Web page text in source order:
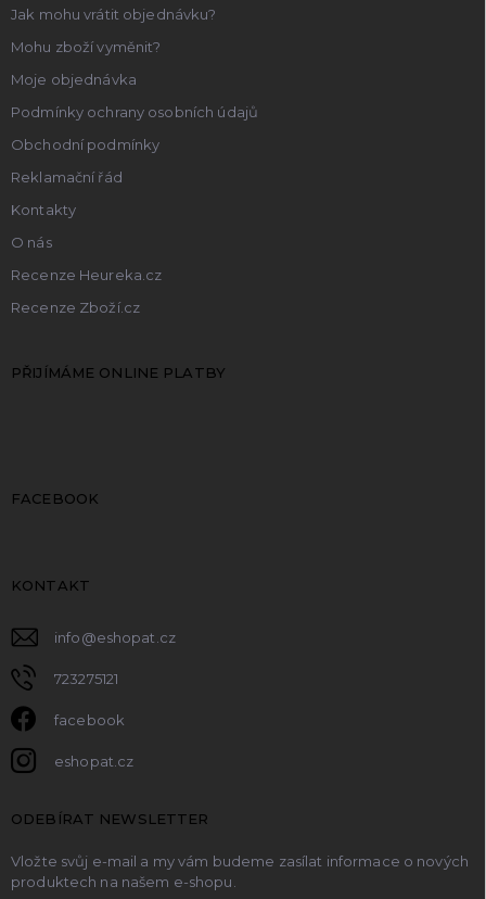
Jak mohu vrátit objednávku?
Mohu zboží vyměnit?
Moje objednávka
Podmínky ochrany osobních údajů
Obchodní podmínky
Reklamační řád
Kontakty
O nás
Recenze Heureka.cz
Recenze Zboží.cz
PŘIJÍMÁME ONLINE PLATBY
FACEBOOK
KONTAKT
info@eshopat.cz
723275121
facebook
eshopat.cz
ODEBÍRAT NEWSLETTER
Vložte svůj e-mail a my vám budeme zasílat informace o nových
produktech na našem e-shopu.